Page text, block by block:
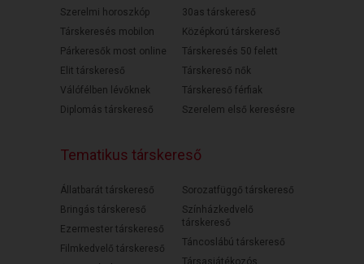
Szerelmi horoszkóp
Társkeresés mobilon
Párkeresők most online
Elit társkereső
Válófélben lévőknek
Diplomás társkereső
30as társkereső
Középkorú társkereső
Társkeresés 50 felett
Társkereső nők
Társkereső férfiak
Szerelem első keresésre
Tematikus társkereső
Állatbarát társkereső
Bringás társkereső
Ezermester társkereső
Filmkedvelő társkereső
Sorozatfüggő társkereső
Színházkedvelő
társkereső
Táncoslábú társkereső